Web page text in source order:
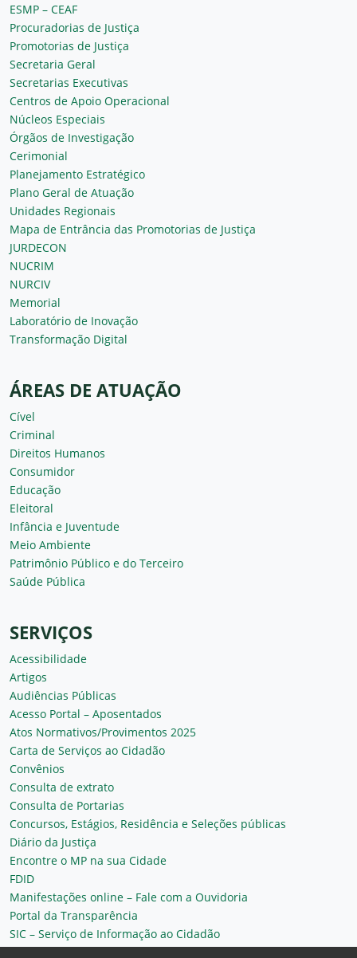
ESMP – CEAF
Procuradorias de Justiça
Promotorias de Justiça
Secretaria Geral
Secretarias Executivas
Centros de Apoio Operacional
Núcleos Especiais
Órgãos de Investigação
Cerimonial
Planejamento Estratégico
Plano Geral de Atuação
Unidades Regionais
Mapa de Entrância das Promotorias de Justiça
JURDECON
NUCRIM
NURCIV
Memorial
Laboratório de Inovação
Transformação Digital
ÁREAS DE ATUAÇÃO
Cível
Criminal
Direitos Humanos
Consumidor
Educação
Eleitoral
Infância e Juventude
Meio Ambiente
Patrimônio Público e do Terceiro
Saúde Pública
SERVIÇOS
Acessibilidade
Artigos
Audiências Públicas
Acesso Portal – Aposentados
Atos Normativos/Provimentos 2025
Carta de Serviços ao Cidadão
Convênios
Consulta de extrato
Consulta de Portarias
Concursos, Estágios, Residência e Seleções públicas
Diário da Justiça
Encontre o MP na sua Cidade
FDID
Manifestações online – Fale com a Ouvidoria
Portal da Transparência
SIC – Serviço de Informação ao Cidadão
Plantão MP do Ceará